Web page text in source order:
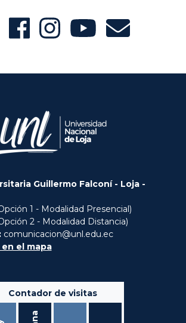
Guillermo Falconí - Loja -
1 - Modalidad Presencial)
2 - Modalidad Distancia)
comunicacion@unl.edu.ec
el mapa
Contador de visitas